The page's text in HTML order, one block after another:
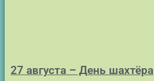
27 августа – День шахтёра